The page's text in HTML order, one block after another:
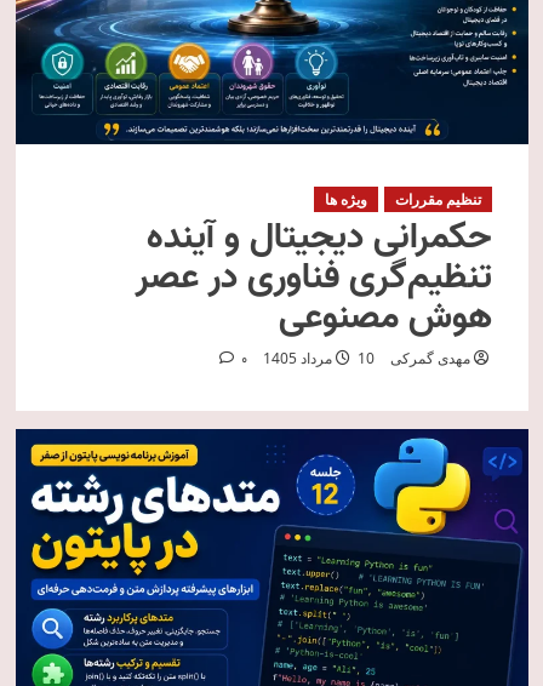
تنظیم مقررات ویژه ها
حکمرانی دیجیتال و آینده
تنظیم‌گری فناوری در عصر
هوش مصنوعی
مهدی گمرکی 10 مرداد 1405 0